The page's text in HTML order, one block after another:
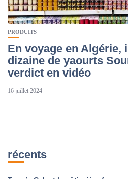
PRODUITS
En voyage en Algérie,
dizaine de yaourts
verdict en vidéo
16 juillet 2024
récents